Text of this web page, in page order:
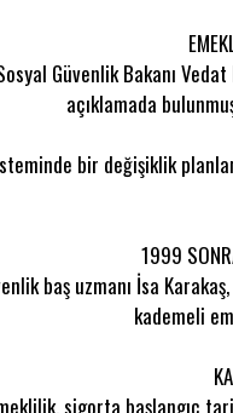
Güvenlik Bakanı
açıklamada
bir değişiklik
1999
baş uzmanı İsa
kademeli
sigorta başlangıç